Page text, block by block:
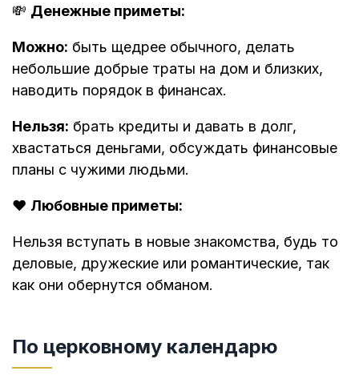
💸 Денежные приметы:
Можно: быть щедрее обычного, делать
небольшие добрые траты на дом и близких,
наводить порядок в финансах.
Нельзя: брать кредиты и давать в долг,
хвастаться деньгами, обсуждать финансовые
планы с чужими людьми.
❤️ Любовные приметы:
Нельзя вступать в новые знакомства, будь то
деловые, дружеские или романтические, так
как они обернутся обманом.
По церковному календарю